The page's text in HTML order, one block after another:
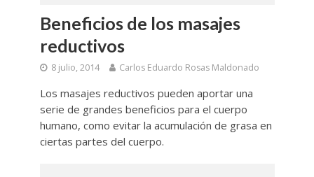
Beneficios de los masajes
reductivos
8 julio, 2014 Carlos Eduardo Rosas Maldonado
Los masajes reductivos pueden aportar una
serie de grandes beneficios para el cuerpo
humano, como evitar la acumulación de grasa en
ciertas partes del cuerpo.